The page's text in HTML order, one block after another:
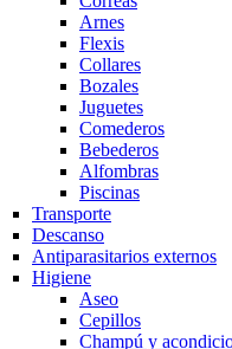
Arnes
Flexis
Collares
Bozales
Juguetes
Comederos
Bebederos
Alfombras
Piscinas
Transporte
Descanso
Antiparasitarios externos
Higiene
Aseo
Cepillos
Champú y